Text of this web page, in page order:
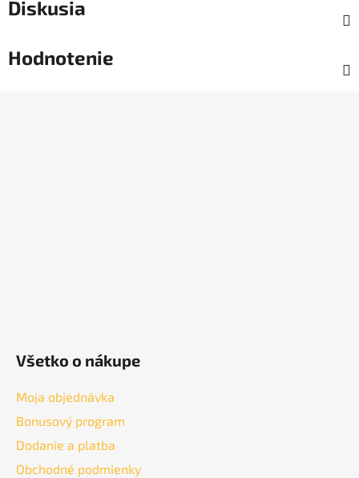
Diskusia
Hodnotenie
Všetko o nákupe
Moja objednávka
Bonusový program
Dodanie a platba
Obchodné podmienky